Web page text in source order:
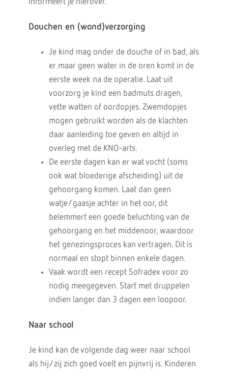
informeert je hierover.
Douchen en (wond)verzorging
Je kind mag onder de douche of in bad, als
er maar geen water in de oren komt in de
eerste week na de operatie. Laat uit
voorzorg je kind een badmuts dragen,
vette watten of oordopjes. Zwemdopjes
mogen gebruikt worden als de klachten
daar aanleiding toe geven en altijd in
overleg met de KNO-arts.
De eerste dagen kan er wat vocht (soms
ook wat bloederige afscheiding) uit de
gehoorgang komen. Laat dan geen
watje/gaasje achter in het oor, dit
belemmert een goede beluchting van de
gehoorgang en het middenoor, waardoor
het genezingsproces kan vertragen. Dit is
normaal en stopt binnen enkele dagen.
Vaak wordt een recept Sofradex voor zo
nodig meegegeven. Start met druppelen
indien langer dan 3 dagen een loopoor.
Naar school
Je kind kan de volgende dag weer naar school
als hij/zij zich goed voelt en pijnvrij is. Kinderen